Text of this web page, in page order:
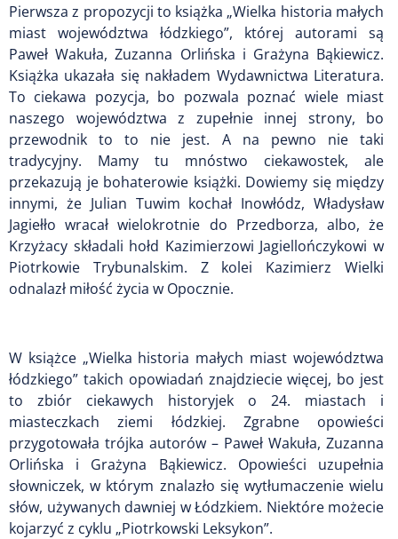
Pierwsza z propozycji to książka „Wielka historia małych
miast województwa łódzkiego”, której autorami są
Paweł Wakuła, Zuzanna Orlińska i Grażyna Bąkiewicz.
Książka ukazała się nakładem Wydawnictwa Literatura.
To ciekawa pozycja, bo pozwala poznać wiele miast
naszego województwa z zupełnie innej strony, bo
przewodnik to to nie jest. A na pewno nie taki
tradycyjny. Mamy tu mnóstwo ciekawostek, ale
przekazują je bohaterowie książki. Dowiemy się między
innymi, że Julian Tuwim kochał Inowłódz, Władysław
Jagiełło wracał wielokrotnie do Przedborza, albo, że
Krzyżacy składali hołd Kazimierzowi Jagiellończykowi w
Piotrkowie Trybunalskim. Z kolei Kazimierz Wielki
odnalazł miłość życia w Opocznie.
W książce „Wielka historia małych miast województwa
łódzkiego” takich opowiadań znajdziecie więcej, bo jest
to zbiór ciekawych historyjek o 24. miastach i
miasteczkach ziemi łódzkiej. Zgrabne opowieści
przygotowała trójka autorów – Paweł Wakuła, Zuzanna
Orlińska i Grażyna Bąkiewicz. Opowieści uzupełnia
słowniczek, w którym znalazło się wytłumaczenie wielu
słów, używanych dawniej w Łódzkiem. Niektóre możecie
kojarzyć z cyklu „Piotrkowski Leksykon”.